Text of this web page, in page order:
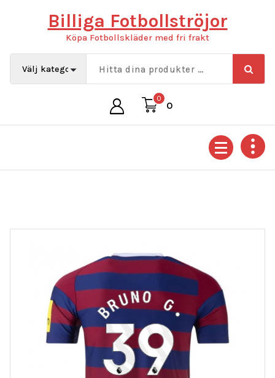
Billiga Fotbollströjor
Köpa Fotbollskläder med fri frakt
0
0